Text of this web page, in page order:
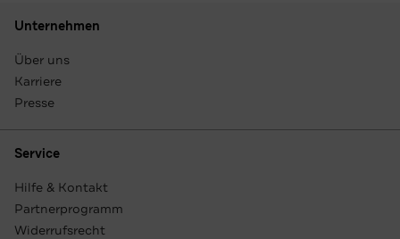
Unternehmen
Über uns
Karriere
Presse
Service
Hilfe & Kontakt
Partnerprogramm
Widerrufsrecht